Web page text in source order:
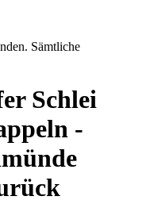
Sämtliche
Schlei
-